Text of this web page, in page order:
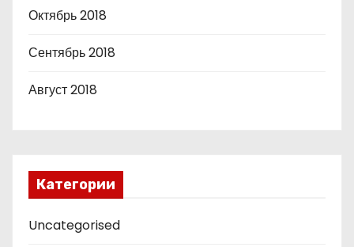
Октябрь 2018
Сентябрь 2018
Август 2018
Категории
Uncategorised